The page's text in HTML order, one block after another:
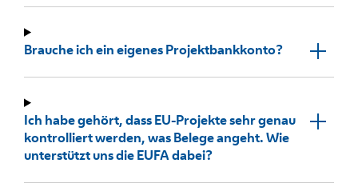
Brauche ich ein eigenes Projektbankkonto?
Ich habe gehört, dass EU-Projekte sehr genau
kontrolliert werden, was Belege angeht. Wie
unterstützt uns die EUFA dabei?